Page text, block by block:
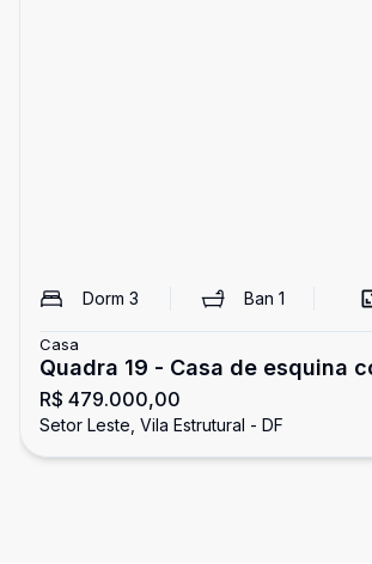
Dorm 3 Ban 1
Casa
Quadra 19 - Casa de esquina
quartos - 8 vagas de garagem -
quintal - Setor Leste (Gama)
R$ 479.000,00
Setor Leste, Vila Estrutural - DF